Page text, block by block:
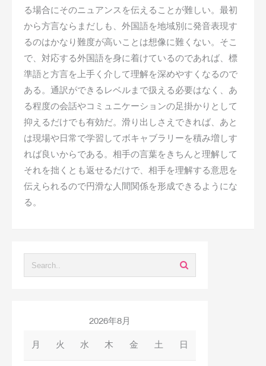
る場合にそのニュアンスを伝えることが難しい。最初
から方言ならまだしも、外国語を地域別に発音表現す
るのはかなり難度が高いことは想像に難くない。そこ
で、対応する外国語を身に着けているのであれば、標
準語と方言を上手く介して理解を深めやすくなるので
ある。通訳ができるレベルまで扱える必要はなく、あ
る程度の会話やコミュニケーションの足掛かりとして
抑えるだけでも有効だ。滑り出しさえできれば、あと
は現場や日常で学習してボキャブラリーを積み増しす
れば良いからである。相手の言葉をきちんと理解して
それを拙くとも返せるだけで、相手を理解する意思を
伝えられるので円滑な人間関係を形成できるようにな
る。
2026年8月
月 火 水 木 金 土 日